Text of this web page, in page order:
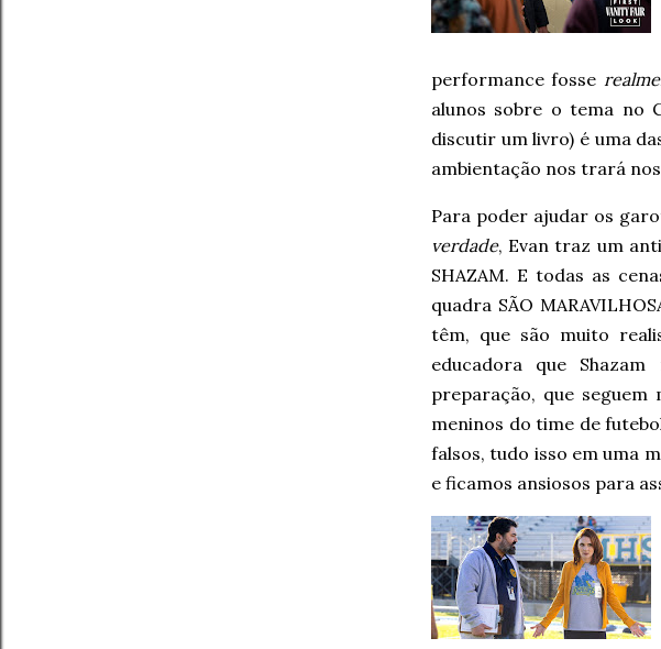
performance fosse
alunos sobre o tema no
discutir um livro) é uma
ambientação nos trará
Para poder ajudar os
verdade, Evan traz um
SHAZAM. E todas as
quadra SÃO
têm, que são muito
educadora que
preparação, que
meninos do time de
falsos, tudo isso em uma
e ficamos ansiosos para